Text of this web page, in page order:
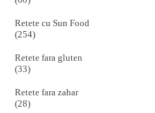
Retete cu Sun Food
(254)
Retete fara gluten
(33)
Retete fara zahar
(28)